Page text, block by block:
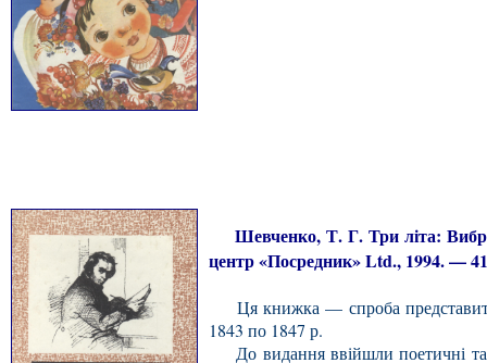
Шевченко, Т. Г. Три літа:
центр «Посредник» Ltd., 1994. —
Ця книжка — спроба представити
1843 по 1847 р.
До видання ввійшли поетичні та